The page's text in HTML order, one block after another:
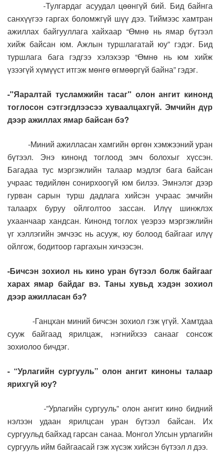
-Тулгардаг асуудал цөөнгүй бий. Бид байнга
санхүүгээ гаргах боломжгүй шүү дээ. Тиймээс хамтран
ажиллах байгууллага хайхаар “Өмнө нь ямар бүтээл
хийж байсан юм. Ажлын туршлагатай юу” гэдэг. Бид
туршлага бага гэдгээ хэлэхээр “Өмнө нь юм хийж
үзээгүй хүмүүст итгэж мөнгө өгмөөргүй байна” гэдэг.
-"Яаралтай тусламжийн тасаг" олон ангит кинонд
тоглосон сэтгэгдлээсээ хуваалцахгүй. Эмчийн дүр
дээр ажиллах ямар байсан бэ?
-Миний ажилласан хамгийн өргөн хэмжээний уран
бүтээл. Энэ кинонд тоглоод эмч болохыг хүссэн.
Багадаа тус мэргэжлийн талаар мэдлэг бага байсан
учраас төдийлөн сонирхоогүй юм билээ. Эмнэлэг дээр
гурван сарын турш дадлага хийсэн учраас эмчийн
талаарх буруу ойлголтоо зассан. Илүү шинжлэх
ухаанчаар хандсан. Кинонд тоглох үеэрээ мэргэжлийн
үг хэллэгийн эмчээс нь асууж, юу болоод байгааг илүү
ойлгож, бодитоор гаргахын хичээсэн.
-Бичсэн зохиол нь кино уран бүтээл болж байгааг
харах ямар байдаг вэ. Таны хувьд хэдэн зохиол
дээр ажилласан бэ?
-Ганцхан миний бичсэн зохиол гэж үгүй. Хамтдаа
сууж байгаад ярилцаж, нэгнийхээ санааг сонсож
зохиолоо бичдэг.
- “Урлагийн сургууль” олон ангит киноны талаар
ярихгүй юу?
-”Урлагийн сургууль” олон ангит кино бидний
нэлээн удаан ярилцсан уран бүтээл байсан. Их
сургуульд байхад гарсан санаа. Монгол Улсын урлагийн
сургууль ийм байгаасай гэж хүсэж хийсэн бүтээл л дээ.